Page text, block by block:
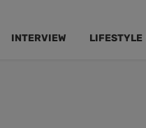
INTERVIEW LIFESTYLE